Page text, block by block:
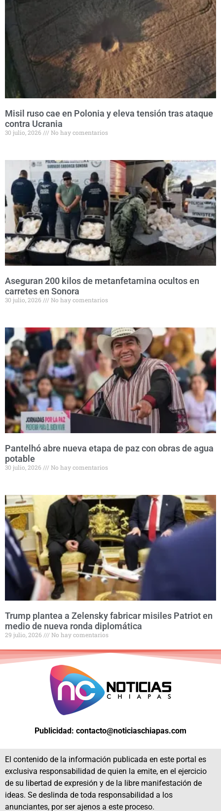
Misil ruso cae en Polonia y eleva tensión tras ataque
contra Ucrania
30 julio, 2026 No hay comentarios
Aseguran 200 kilos de metanfetamina ocultos en
carretes en Sonora
30 julio, 2026 No hay comentarios
Pantelhó abre nueva etapa de paz con obras de agua
potable
30 julio, 2026 No hay comentarios
Trump plantea a Zelensky fabricar misiles Patriot en
medio de nueva ronda diplomática
29 julio, 2026 No hay comentarios
Publicidad: contacto@noticiaschiapas.com
El contenido de la información publicada en este portal es
exclusiva responsabilidad de quien la emite, en el ejercicio
de su libertad de expresión y de la libre manifestación de
ideas. Se deslinda de toda responsabilidad a los
anunciantes, por ser ajenos a este proceso.